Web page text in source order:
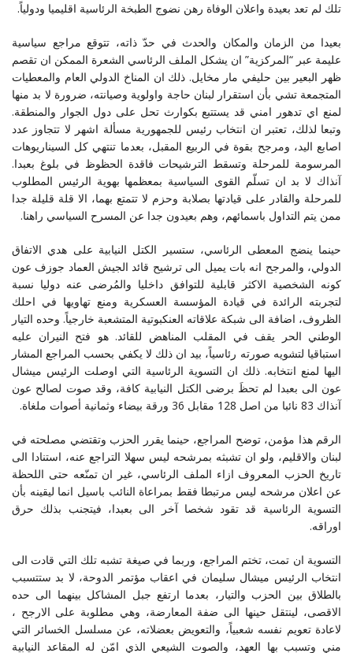
تلك لم تعد بعيدة واعلان الوفاة رهن نضوج الطبخة الرئاسية اقليميا ودولياً.
بعيدا من الزمان والمكان والحدث في حدّ ذاته، تتوقع مراجع سياسية
عليمة عبر “المركزية” ان يشكل الملف الرئاسي الشعرة الممكن ان تقصم
ظهر البعير بين حليفي مار مخايل. ذلك ان المناخ الدولي العام والمعطيات
المتجمعة تشي بأن استقرار لبنان حاجة واولوية وصيانته، ضرورة لا بد منها
لمنع اي تدهور امني قد يستتبع بكوارث تحل على دول الجوار والمنطقة.
وتبعا لذلك، تعتبر ان انتخاب رئيس للجمهورية مسألة اشهر لا تتجاوز عدد
اصابع اليد، ومرجح بقوة في الربيع المقبل، بعدما تنتهي كل السيناريوهات
المرسومة للمرحلة وتسقط الترشيحات فاقدة الحظوظ في بلوغ بعبدا.
آنذاك لا بد ان تسلّم القوى السياسية بمعظمها بهوية الرئيس المطلوب
للمرحلة والقادر على قيادتها بصلابة وحزم لا تتمتع بهما، الا قلة قليلة جدا
ممن يتم التداول باسمائهم، وهم بعيدون جدا عن المسرح السياسي راهنا.
حينما ينضج المعطى الرئاسي، ستسير الكتل النيابية على هدي الاتفاق
الدولي، والمرجح انه بات يميل الى ترشيح قائد الجيش العماد جوزف عون
كونه الشخصية الاكثر قابلية للتوافق داخليا والمُرضى عنه دوليا نسبة
لتجربته الرائدة في قيادة المؤسسة العسكرية ومنع تهاويها في احلك
الظروف، اضافة الى شبكة علاقاته العنكبوتية المتشعبة خارجياً. وحده التيار
الوطني الحر يقف في المقلب المناهض للقائد. هو فتح النيران عليه
استباقيا لتشويه صورته رئاسياً، بيد ان ذلك لا يكفي بحسب المراجع المشار
اليها لمنع انتخابه. ذلك ان التسوية الرئاسية التي اوصلت الرئيس ميشال
عون الى بعبدا لم تحظَ برضى الكتل النيابية كافة، وقد صوت لصالح عون
آنذاك 83 نائبا من اصل 128 مقابل 36 ورقة بيضاء وثمانية أصوات ملغاة
.
الرقم هذا مؤمن، توضح المراجع، حينما يقرر الحزب وتقتضي مصلحته في
لبنان والاقليم، ولو ان تشبثه بمرشحه ليس سهلا التراجع عنه، استنادا الى
تاريخ الحزب المعروف ازاء الملف الرئاسي، غير ان تمنّعه حتى اللحظة
عن اعلان مرشحه ليس مرتبطا فقط بمراعاة النائب باسيل انما ليقينه بأن
التسوية الرئاسية قد تقود شخصا آخر الى بعبدا، فيتجنب بذلك حرق
اوراقه.
التسوية ان تمت، تختم المراجع، وربما في صيغة تشبه تلك التي قادت الى
انتخاب الرئيس ميشال سليمان في اعقاب مؤتمر الدوحة، لا بد ستتسبب
بالطلاق بين الحزب والتيار، بعدما ارتفع جبل المشاكل بينهما الى حده
الاقصى، لينتقل حينها الى ضفة المعارضة، وهي مطلوبة على الارجح ،
لاعادة تعويم نفسه شعبياً، والتعويض بعضلاته، عن مسلسل الخسائر التي
مني وتسبب بها العهد، والصوت الشيعي الذي امّن له المقاعد النيابية